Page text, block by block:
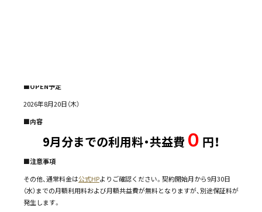
■OPEN予定
2026年8月20日（木）
■内容
9月分までの利用料・共益費 ０ 円！
■注意事項
その他、通常料金は公式HPよりご確認ください。契約開始月から9月30日
（水）までの月額利用料および月額共益費が無料となりますが、別途保証料が
発生します。